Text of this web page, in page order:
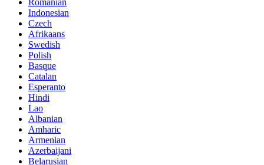
Indonesian
Czech
Afrikaans
Swedish
Polish
Basque
Catalan
Esperanto
Hindi
Lao
Albanian
Amharic
Armenian
Azerbaijani
Belarusian